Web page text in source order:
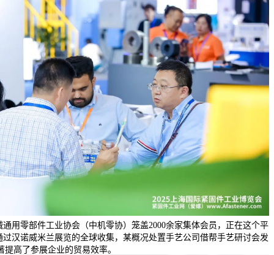
用零部件工业协会（中机零协）笼盖2000余家集体会员，正在这个平
汉诺威米兰展览的全球收集，某概况处置手艺公司借帮手艺研讨会发
高了参展企业的贸易效率。